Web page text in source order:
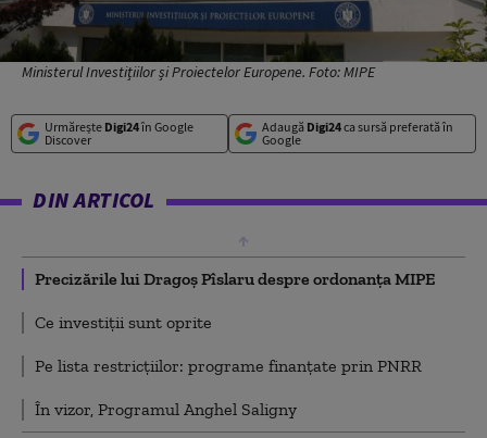
Ministerul Investițiilor și Proiectelor Europene. Foto: MIPE
Urmărește Digi24în Google
Discover
Adaugă Digi24ca sursă preferată în
Google
DIN ARTICOL
Precizările lui Dragoș Pîslaru despre ordonanța MIPE
Ce investiții sunt oprite
Pe lista restricțiilor: programe finanțate prin PNRR
În vizor, Programul Anghel Saligny